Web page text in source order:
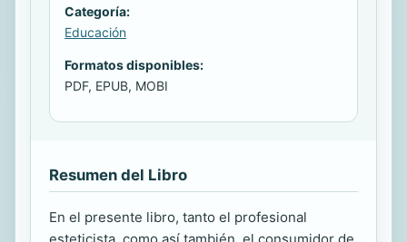
Categoría:
Educación
Formatos disponibles:
PDF, EPUB, MOBI
Resumen del Libro
En el presente libro, tanto el profesional